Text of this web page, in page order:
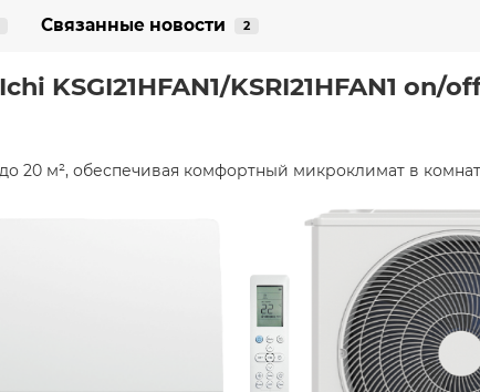
Связанные новости 2
KSGI21HFAN1/KSRI21HFAN1 on/
20 м², обеспечивая комфортный микроклимат в